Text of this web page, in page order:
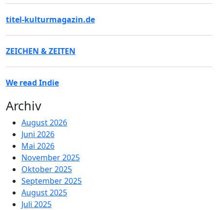
titel-kulturmagazin.de
ZEICHEN & ZEITEN
We read Indie
Archiv
August 2026
Juni 2026
Mai 2026
November 2025
Oktober 2025
September 2025
August 2025
Juli 2025